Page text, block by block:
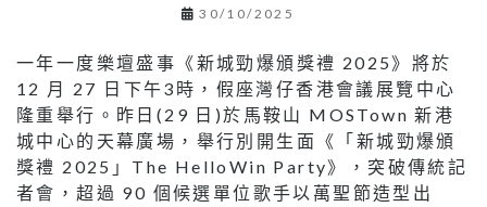
30/10/2025
一年一度樂壇盛事《新城勁爆頒獎禮 2025》將於
12 月 27 日下午3時，假座灣仔香港會議展覽中心
隆重舉行。昨日(29 日)於馬鞍山 MOSTown 新港
城中心的天幕廣場，舉行別開生面《「新城勁爆頒
獎禮 2025」The HelloWin Party》，突破傳統記
者會，超過 90 個候選單位歌手以萬聖節造型出